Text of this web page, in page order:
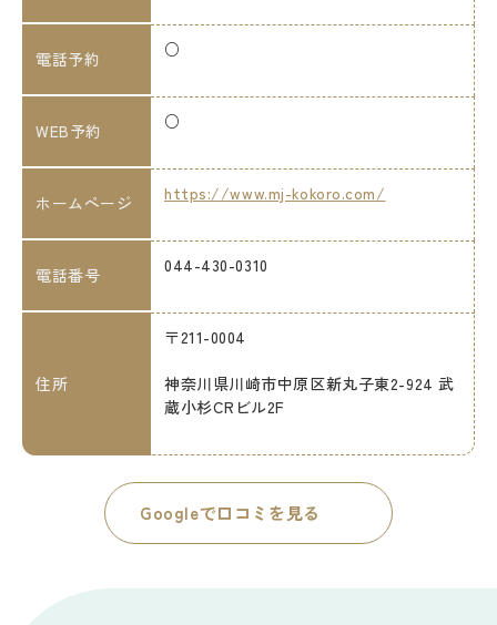
電話予約 ○
WEB予約 ○
ホームページ https://www.mj-kokoro.com/
電話番号 044-430-0310
住所
〒211-0004
神奈川県川崎市中原区新丸子東2-924 武
蔵小杉CRビル2F
Googleで口コミを見る